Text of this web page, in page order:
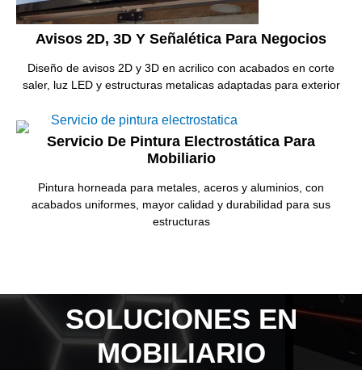
Avisos 2D, 3D Y Señalética Para Negocios
Diseño de avisos 2D y 3D en acrilico con acabados en corte
saler, luz LED y estructuras metalicas adaptadas para exterior
Servicio De Pintura Electrostática Para
Mobiliario
Pintura horneada para metales, aceros y aluminios, con
acabados uniformes, mayor calidad y durabilidad para sus
estructuras
SOLUCIONES EN
MOBILIARIO